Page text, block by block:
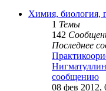
Химия, биология,
1 Темы
142
Последнее
сообщению
08 фев 2012,